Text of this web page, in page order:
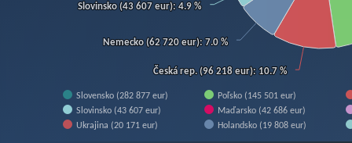
Česká rep. (96 218 eur): 10.7 %
Česká rep. (96 218 eur): 10.7 %
Nemecko (62 720 eur): 7.0 %
Nemecko (62 720 eur): 7.0 %
Slovinsko (43 607 eur): 4.9 %
Slovinsko (43 607 eur): 4.9 %
Slovensko (282 877 eur)
Poľsko (145 501 eur)
Slovinsko (43 607 eur)
Maďarsko (42 686 eur)
Ukrajina (20 171 eur)
Holandsko (19 808 eur)